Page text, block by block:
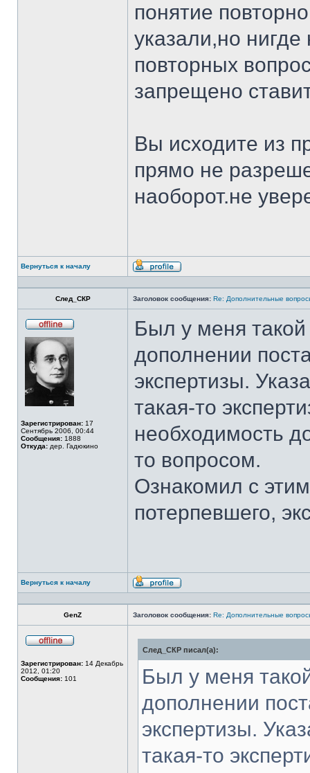
понятие
указали,но
повторных
запрещено
Вы исходите из
прямо не
наоборот.не
Вернуться к началу
Профиль
След_СКР Заголовок сообщения: Re: Дополнительные
Зарегистрирован: 17
Сентябрь 2006, 00:44
Сообщения: 1888
Откуда: дер. Гадюкино
Был у меня
дополнении
экспертизы.
такая-то
необходимость
то вопросом.
Ознакомил с
потерпевшего,
Вернуться к началу
Профиль
GenZ Заголовок сообщения: Re: Дополнительные
сети
Зарегистрирован: 14 Декабрь
2012, 01:20
Сообщения: 101
След_СКР писал(а):
Был у меня
дополнении
экспертизы.
такая-то